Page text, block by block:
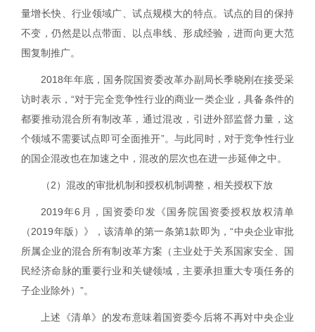
量增长快、行业领域广、试点规模大的特点。试点的目的保持
不变，仍然是以点带面、以点串线、形成经验，进而向更大范
围复制推广。
2018年年底，国务院国资委改革办副局长季晓刚在接受采
访时表示，“对于完全竞争性行业的商业一类企业，具备条件的
都要推动混合所有制改革，通过混改，引进外部监督力量，这
个领域不需要试点即可全面推开”。与此同时，对于竞争性行业
的国企混改也在加速之中，混改的层次也在进一步延伸之中。
（2）混改的审批机制和授权机制调整，相关授权下放
2019年6 月，国资委印发《国务院国资委授权放权清单
（2019年版）》，该清单的第一条第1款即为，“中央企业审批
所属企业的混合所有制改革方案（主业处于关系国家安全、国
民经济命脉的重要行业和关键领域，主要承担重大专项任务的
子企业除外）”。
上述《清单》的发布意味着国资委今后将不再对中央企业